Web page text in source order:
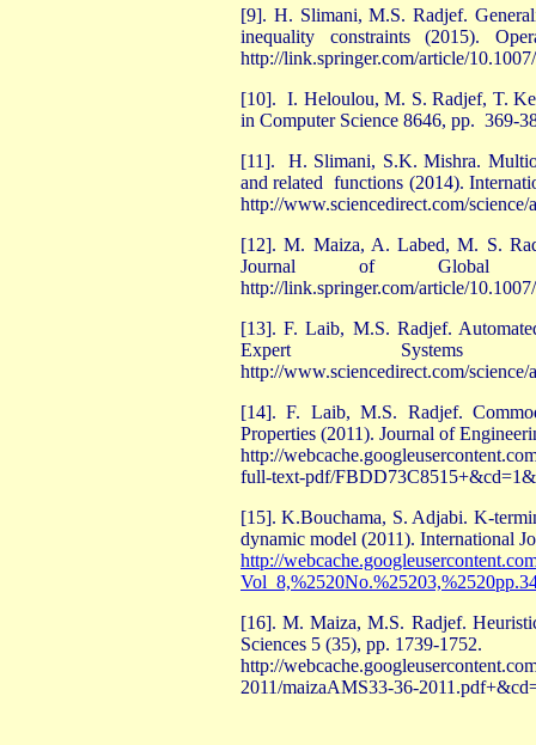
[9]. H. Slimani, M.S. Radjef.
inequality constraints (2015).
http://link.springer.com/article/
[10]. I. Heloulou, M. S. Radjef, T.
in Computer Science 8646, pp. 369-
[11]. H. Slimani, S.K. Mishra.
and related functions (2014).
http://www.sciencedirect.com/
[12]. M. Maiza, A. Labed, M. S.
Journal of Global
http://link.springer.com/article/
[13]. F. Laib, M.S. Radjef.
Expert Systems
http://www.sciencedirect.com/
[14]. F. Laib, M.S. Radjef.
Properties (2011). Journal of
http://
full-text-pdf/
[15]. K.Bouchama, S. Adjabi. K-
dynamic model (2011). International
http://
[16]. M. Maiza, M.S. Radjef.
Sciences 5 (35), pp. 1739-1752.
http://
2011/maizaAMS33-36-